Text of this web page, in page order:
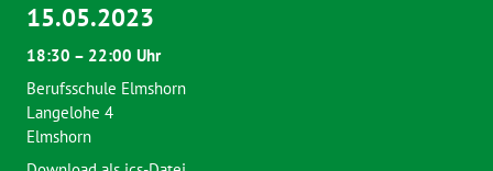
15.05.2023
18:30 – 22:00 Uhr
Berufsschule Elmshorn
Langelohe 4
Elmshorn